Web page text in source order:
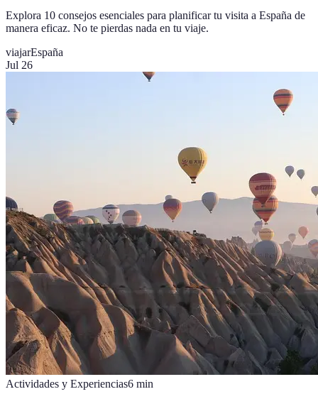
Explora 10 consejos esenciales para planificar tu visita a España de
manera eficaz. No te pierdas nada en tu viaje.
viajarEspaña
Jul 26
Actividades y Experiencias6 min